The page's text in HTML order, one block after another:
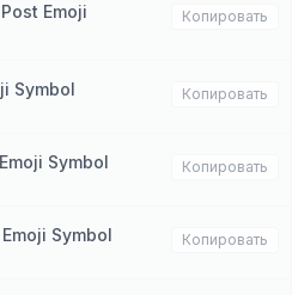
Emoji
Копировать
Symbol Копировать
Symbol Копировать
Symbol Копировать